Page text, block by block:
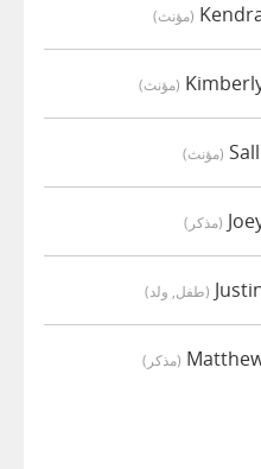
(مؤنث)
(مؤنث)
(مؤنث)
(مذكر)
(طفل, ولد)
(مذكر)